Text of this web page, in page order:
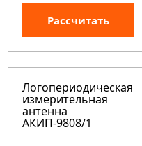
Рассчитать
Логопериодическая
измерительная
антенна
АКИП-9808/1